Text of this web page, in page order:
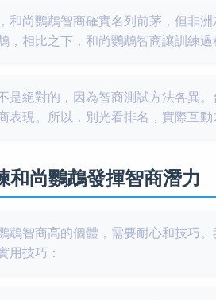
和尚鸚鵡智商確實名列前茅，但非
，相比之下，和尚鸚鵡智商讓訓練過
是絕對的，因為智商測試方法各異
表現。所以，別光看排名，實際互動
和尚鸚鵡發揮智商潛力
鵡智商高的個體，需要耐心和技巧
用技巧：